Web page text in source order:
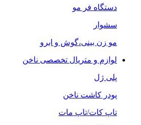
دستگاه فر مو
سشوار
مو زن بینی،گوش و ابرو
لوازم و متریال تخصصی ناخن
پلی ژل
پودر کاشت ناخن
تاپ کات/تاپ مات